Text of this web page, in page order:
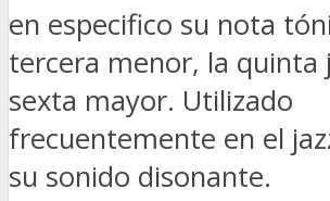
en especifico su nota
tercera menor, la quinta
sexta mayor. Utilizado
frecuentemente en el
su sonido disonante.